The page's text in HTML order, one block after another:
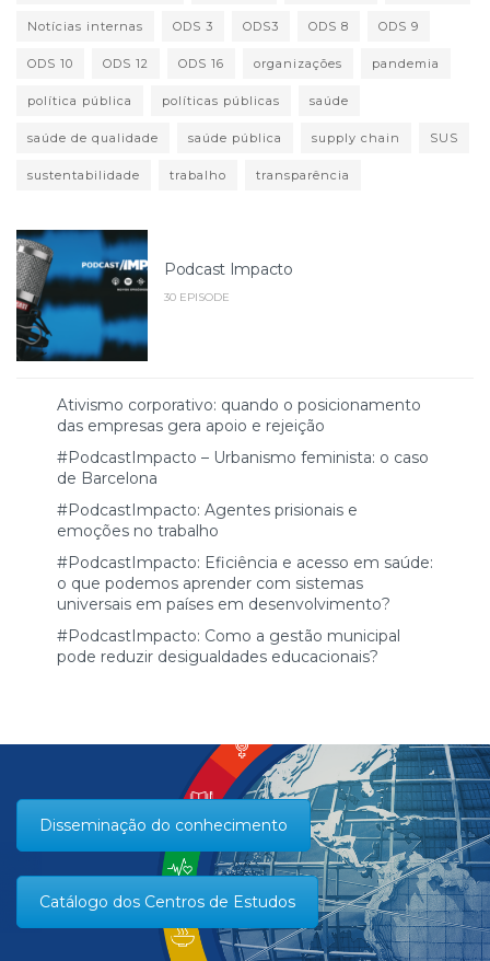
Notícias internas ODS 3 ODS3 ODS 8 ODS 9
ODS 10 ODS 12 ODS 16 organizações pandemia
política pública políticas públicas saúde
saúde de qualidade saúde pública supply chain SUS
sustentabilidade trabalho transparência
Podcast Impacto
30 EPISODE
Ativismo corporativo: quando o posicionamento
das empresas gera apoio e rejeição
#PodcastImpacto – Urbanismo feminista: o caso
de Barcelona
#PodcastImpacto: Agentes prisionais e
emoções no trabalho
#PodcastImpacto: Eficiência e acesso em saúde:
o que podemos aprender com sistemas
universais em países em desenvolvimento?
#PodcastImpacto: Como a gestão municipal
pode reduzir desigualdades educacionais?
Disseminação do conhecimento
Catálogo dos Centros de Estudos